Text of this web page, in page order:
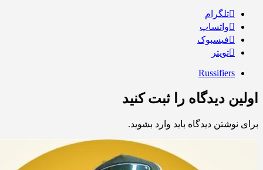
تلگرام
واتساپ
فیسبوک
تویتر
Russifiers
اولین دیدگاه را ثبت کنید
برای نوشتن دیدگاه باید وارد بشوید.